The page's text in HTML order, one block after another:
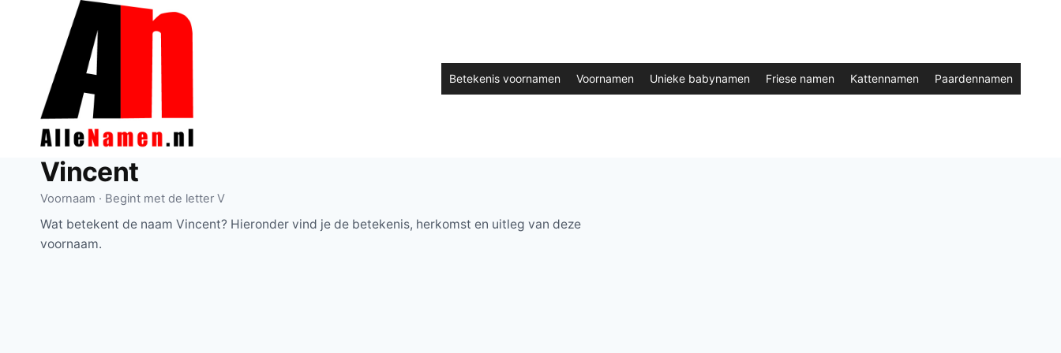
Betekenis voornamen Voornamen Unieke babynamen Friese namen Kattennamen Paardennamen
Vincent
Voornaam · Begint met de letter V
Wat betekent de naam Vincent? Hieronder vind je de betekenis, herkomst en uitleg van deze
voornaam.